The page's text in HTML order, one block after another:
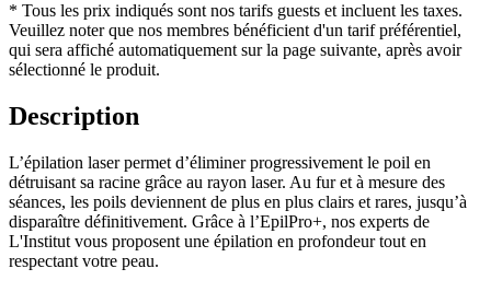
* Tous les prix indiqués sont nos tarifs guests et incluent les taxes.
Veuillez noter que nos membres bénéficient d'un tarif préférentiel,
qui sera affiché automatiquement sur la page suivante, après avoir
sélectionné le produit.
Description
L’épilation laser permet d’éliminer progressivement le poil en
détruisant sa racine grâce au rayon laser. Au fur et à mesure des
séances, les poils deviennent de plus en plus clairs et rares, jusqu’à
disparaître définitivement. Grâce à l’EpilPro+, nos experts de
L'Institut vous proposent une épilation en profondeur tout en
respectant votre peau.